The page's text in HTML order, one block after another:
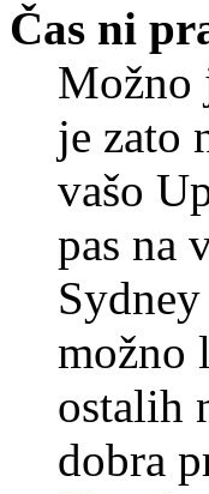
Čas ni
Možno
je zato
vašo
pas na
možno
ostalih
dobra